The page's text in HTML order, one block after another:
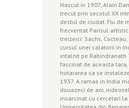
Nascut in 1907, Alain
trecut prin secolul XX
destul de ciudat. Fiu de
frecventat Parisul
treizeici: Sachs, Cocteau,
cursul unei calatorii in
intalnit pe Rabindranath
fascinat de aceasta
hotararea sa se
1937. A ramas in India
douazeci de ani,
insarcinat cu cercetari la